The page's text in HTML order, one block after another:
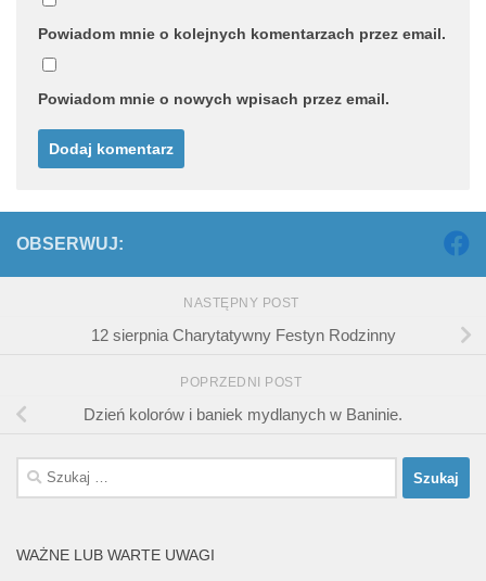
Powiadom mnie o kolejnych komentarzach przez email.
Powiadom mnie o nowych wpisach przez email.
OBSERWUJ:
NASTĘPNY POST
12 sierpnia Charytatywny Festyn Rodzinny
POPRZEDNI POST
Dzień kolorów i baniek mydlanych w Baninie.
Szukaj:
WAŻNE LUB WARTE UWAGI